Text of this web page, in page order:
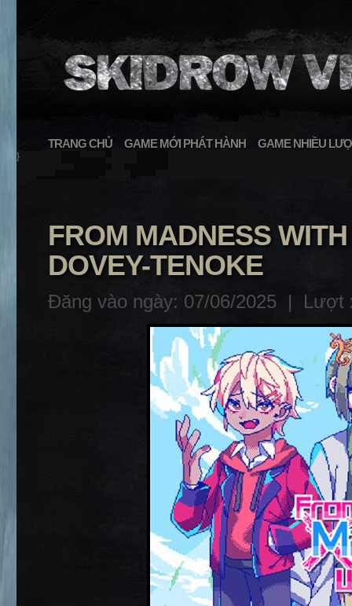
TRANG CHỦ GAME MỚI PHÁT HÀNH GAME NHIỀU
}
FROM MADNESS
DOVEY-TENOKE
Đăng vào ngày: 07/06/2025 | Lượt